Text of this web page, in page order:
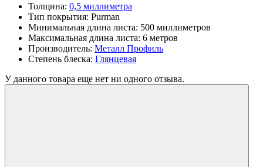
Толщина: 0,5 миллиметра
Тип покрытия: Purman
Минимальная длина листа: 500 миллиметров
Максимальная длина листа: 6 метров
Производитель: Металл Профиль
Степень блеска: Глянцевая
У данного товара еще нет ни одного отзыва.